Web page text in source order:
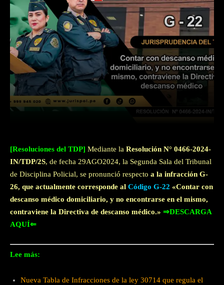
WhatsApp
[Resoluciones del TDP] Mediante la Resolución N° 0466-2024-
IN/TDP/2S, de fecha 29AGO2024, la Segunda Sala del Tribunal
de Disciplina Policial, se pronunció respecto a la infracción G-
26, que actualmente corresponde al Código G-22 «Contar con
descanso médico domiciliario, y no encontrarse en el mismo,
contraviene la Directiva de descanso médico.» ⇒DESCARGA
AQUÍ⇐
Lee más:
Nueva Tabla de Infracciones de la ley 30714 que regula el